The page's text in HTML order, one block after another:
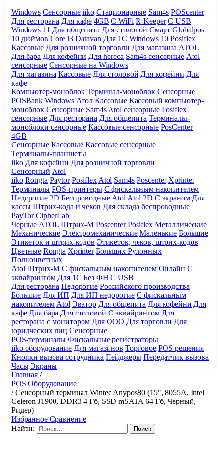
Windows Сенсорные iiko Стационарные Sam4s POScenter
Для ресторана Для кафе 4GB С WiFi R-Keeper С USB
Windows 11 Для общепита Для столовой Смарт Globalpos
10 дюймов Core i3 Datavan Для 1С Windows 10 Posiflex
Кассовые Для розничной торговли Для магазина ATOL
Для бара Для кофейни Для horeca Sam4s сенсорные Atol
сенсорные Сенсорные на Windows
Для магазина Кассовые Для столовой Для кофейни Для
кафе
Компьютер-моноблок Терминал-моноблок Сенсорные
POSBank Windows Атол Кассовые Кассовый компьютер-
моноблок Сенсорные Sam4s Atol сенсорные Posiflex
сенсорные Для ресторана Для общепита Терминалы-
моноблоки сенсорные Кассовые сенсорные PosCenter
4GB
Сенсорные Кассовые Кассовые сенсорные
Терминалы-планшеты
iiko Для кофейни Для розничной торговли
Сенсорный Atol
iiko Rongta Paytor Posiflex Atol Sam4s Poscenter Xprinter
Терминалы POS-принтеры С фискальным накопителем
Недорогие 2D Беспроводные Atol Atol 2D С экраном Для
кассы Штрих-кода и чеков Для склада беспроводные
PayTor CipherLab
Черные ATOL Штрих-М Poscenter Posiflex Металлические
Механические Электромеханические Маленькие Большие
Этикеток и штрих-кодов Этикеток, чеков, штрих-кодов
Цветные Rongta Xprinter Больших Рулонных
Полноцветных
Atol Штрих-М С фискальным накопителем Онлайн С
эквайрингом Для 1С Без ФН С USB
Для ресторана Недорогие Российского производства
Большие Для ИП Для ИП недорогие С фискальным
накопителем Atol Эватор Для общепита Для кофейни Для
кафе Для бара Для столовой С эквайрингом Для
ресторана с монитором Для ООО Для торговли Для
юридческих лиц Сенсорные
POS-терминалы Фискальные регистраторы
iiko оборудование Для магазинов Торговое POS решения
Кнопки вызова сотрудника Пейджеры Передатчик вызова
Часы Экраны
Главная /
POS Оборудование
/Сенсорный терминал Wintec Anypos80 (15", 8055A, Intel
Celeron J1900, DDR3 4 Гб, SSD mSATA 64 Гб, Черный,
Ридер)
Избранное Сравнение
Найти: